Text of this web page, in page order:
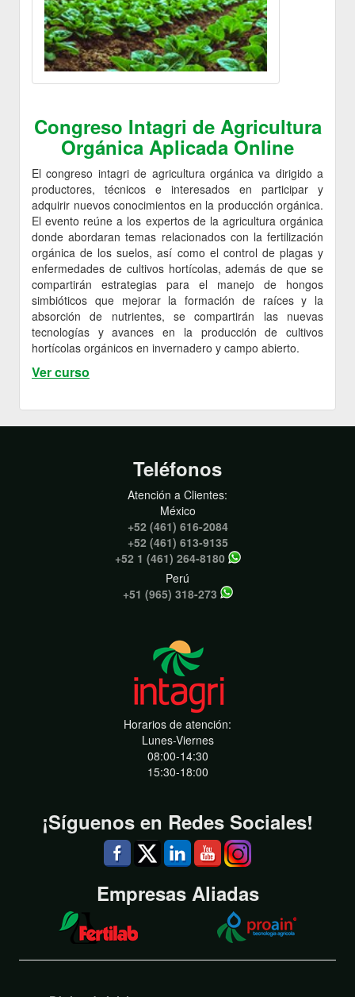
Congreso Intagri de Agricultura
Orgánica Aplicada Online
El congreso intagri de agricultura orgánica va dirigido a
productores, técnicos e interesados en participar y
adquirir nuevos conocimientos en la producción orgánica.
El evento reúne a los expertos de la agricultura orgánica
donde abordaran temas relacionados con la fertilización
orgánica de los suelos, así como el control de plagas y
enfermedades de cultivos hortícolas, además de que se
compartirán estrategias para el manejo de hongos
simbióticos que mejorar la formación de raíces y la
absorción de nutrientes, se compartirán las nuevas
tecnologías y avances en la producción de cultivos
hortícolas orgánicos en invernadero y campo abierto.
Ver curso
Teléfonos
Atención a Clientes:
México
+52 (461) 616-2084
+52 (461) 613-9135
+52 1 (461) 264-8180
Perú
+51 (965) 318-273
Horarios de atención:
Lunes-Viernes
08:00-14:30
15:30-18:00
¡Síguenos en Redes Sociales!
Empresas Aliadas